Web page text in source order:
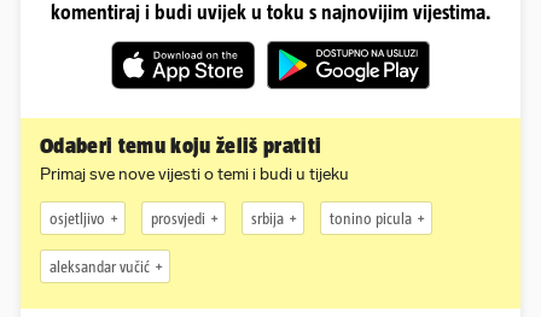
komentiraj i budi uvijek u toku s najnovijim vijestima.
Odaberi temu koju želiš pratiti
Primaj sve nove vijesti o temi i budi u tijeku
osjetljivo prosvjedi srbija tonino picula
aleksandar vučić